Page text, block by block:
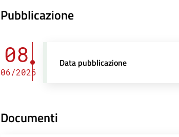
Pubblicazione
08
06/2026
Data pubblicazione
Documenti